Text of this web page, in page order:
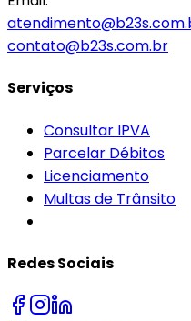
contato@b23s.com.br
Serviços
Consultar IPVA
Parcelar Débitos
Licenciamento
Multas de Trânsito
Redes Sociais